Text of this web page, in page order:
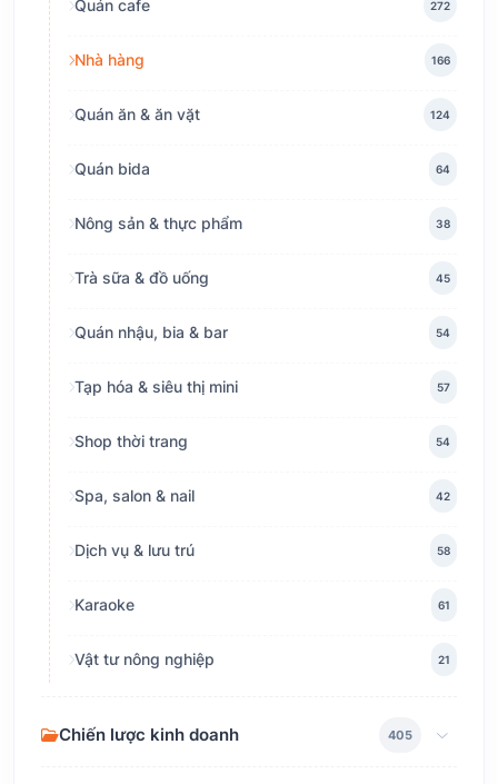
Quán cafe 272
Nhà hàng 166
Quán ăn & ăn vặt 124
Quán bida 64
Nông sản & thực phẩm 38
Trà sữa & đồ uống 45
Quán nhậu, bia & bar 54
Tạp hóa & siêu thị mini 57
Shop thời trang 54
Spa, salon & nail 42
Dịch vụ & lưu trú 58
Karaoke 61
Vật tư nông nghiệp 21
Chiến lược kinh doanh 405